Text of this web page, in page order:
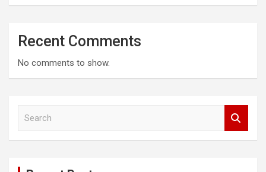
Recent Comments
No comments to show.